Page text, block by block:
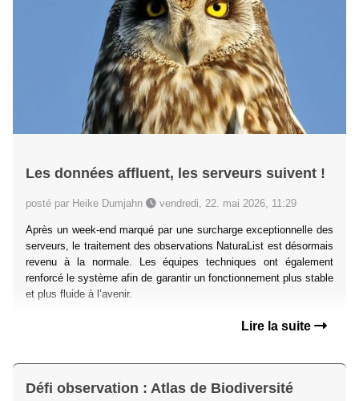
Les données affluent, les serveurs suivent !
posté par Heike Dumjahn vendredi, 22. mai 2026, 11:29
Après un week-end marqué par une surcharge exceptionnelle des
serveurs, le traitement des observations NaturaList est désormais
revenu à la normale. Les équipes techniques ont également
renforcé le système afin de garantir un fonctionnement plus stable
et plus fluide à l’avenir.
Lire la suite
Défi observation : Atlas de Biodiversité